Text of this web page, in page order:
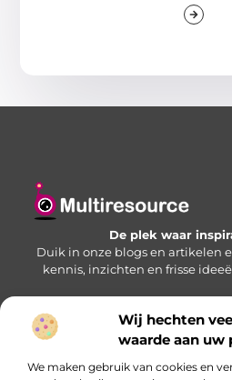
Wij hechten
waarde aan uw
We maken gebruik van cookies en
De plek waar
Duik in onze blogs en artikelen
kennis, inzichten en frisse
Bericht categorie